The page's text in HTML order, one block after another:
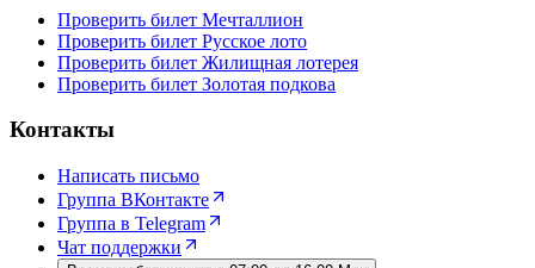
Проверить билет Мечталлион
Проверить билет Русское лото
Проверить билет Жилищная лотерея
Проверить билет Золотая подкова
Контакты
Написать письмо
Группа ВКонтакте
Группа в Telegram
Чат поддержки